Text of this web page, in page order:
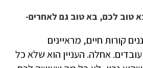
קורות חיים, מראיינים
אחלה. העניין הוא שלא כל